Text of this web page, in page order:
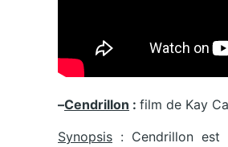
–Cendrillon : film de Kay
Synopsis : Cendrillon est